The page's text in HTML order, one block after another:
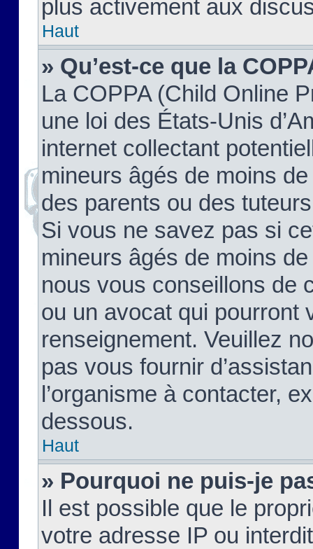
plus activement aux
Haut
» Qu’est-ce que la
La COPPA (Child Online
une loi des États-Unis
internet collectant
mineurs âgés de moins
des parents ou des
Si vous ne savez pas si
mineurs âgés de moins
nous vous conseillons de
ou un avocat qui pourront
renseignement. Veuillez
pas vous fournir
l’organisme à contacter,
dessous.
Haut
» Pourquoi ne puis-je
Il est possible que le
votre adresse IP ou